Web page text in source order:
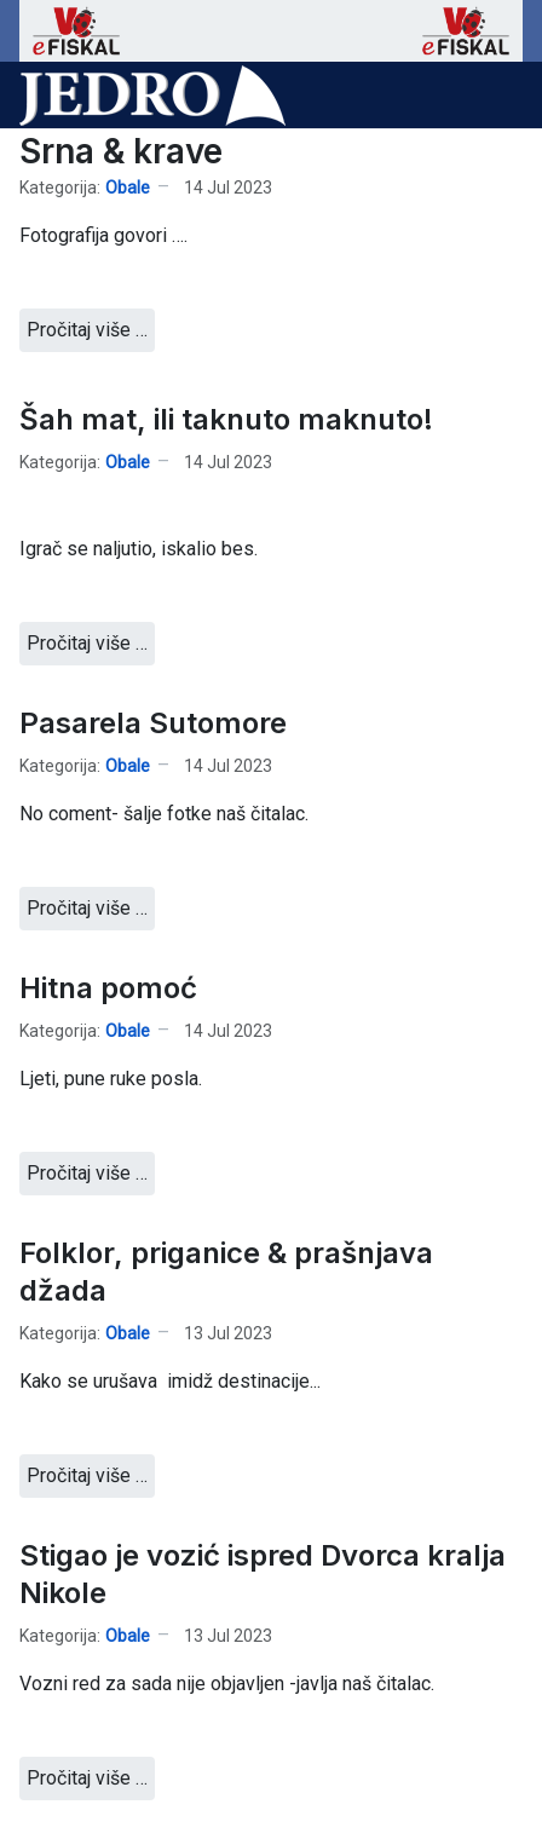
Srna & krave
Kategorija: Obale 14 Jul 2023
Fotografija govori ….
Pročitaj više …
Šah mat, ili taknuto maknuto!
Kategorija: Obale 14 Jul 2023
Igrač se naljutio, iskalio bes.
Pročitaj više …
Pasarela Sutomore
Kategorija: Obale 14 Jul 2023
No coment- šalje fotke naš čitalac.
Pročitaj više …
Hitna pomoć
Kategorija: Obale 14 Jul 2023
Ljeti, pune ruke posla.
Pročitaj više …
Folklor, priganice & prašnjava
džada
Kategorija: Obale 13 Jul 2023
Kako se urušava imidž destinacije...
Pročitaj više …
Stigao je vozić ispred Dvorca kralja
Nikole
Kategorija: Obale 13 Jul 2023
Vozni red za sada nije objavljen -javlja naš čitalac.
Pročitaj više …